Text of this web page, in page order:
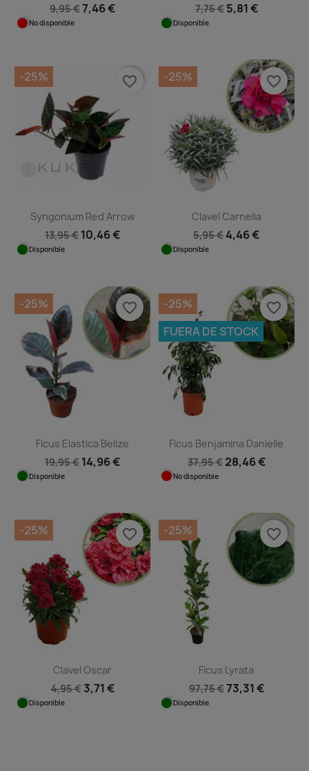
9,95 €7,46 €
No disponible
7,75 € 5,81 €
Disponible
Syngonium Red Arrow
13,95 € 10,46 €
Disponible
-25% favorite_border
Clavel Carnelia
5,95 €4,46 €
Disponible
-25% favorite_border
Ficus Elastica Belize
19,95 € 14,96 €
Disponible
-25% favorite_border
Ficus Benjamina Danielle
37,95 € 28,46 €
No disponible
-25%
FUERA DE STOCK
favorite_border
Clavel Oscar
4,95 € 3,71 €
Disponible
-25% favorite_border
Ficus Lyrata
97,75 €73,31 €
Disponible
-25% favorite_border